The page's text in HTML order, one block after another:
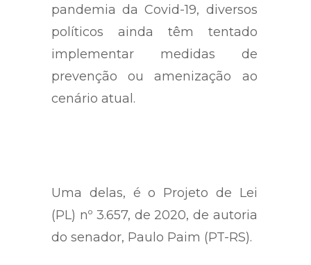
Diante dos impactos da
pandemia da Covid-19, diversos
políticos ainda têm tentado
implementar medidas de
prevenção ou amenização ao
Uma delas, é o Projeto de Lei
(PL) nº 3.657, de 2020, de autoria